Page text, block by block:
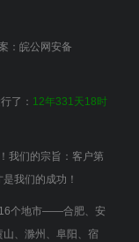
：皖公网安备
了： 12年331天18时
我们的宗旨：客户第
是我们的成功！
16个地市——合肥、安
、滁州、阜阳、宿